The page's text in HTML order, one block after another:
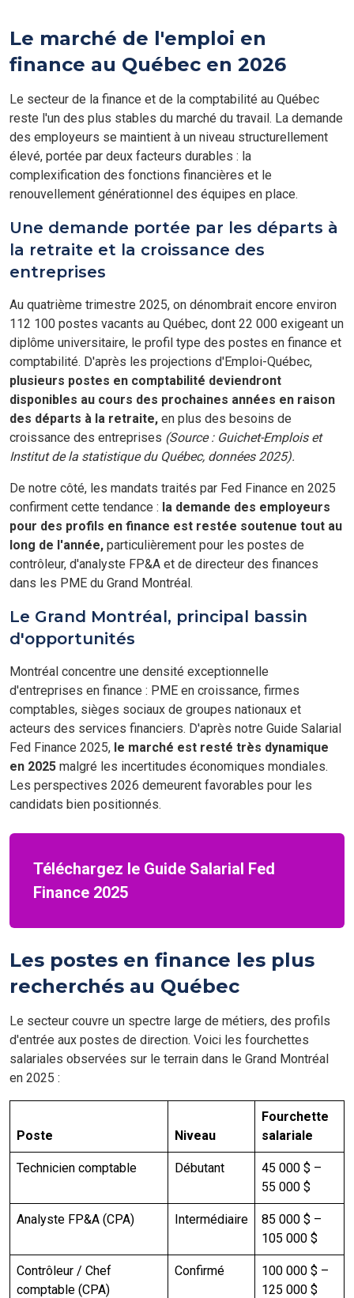
types de recrutement : temporaire et permanent sur la Rive-Sud de
Montréal. Notre équipe d’experts en finance parle votre langue et
opère dans votre monde. Nous couvrons les métiers de la
technicien comptable pour mon client, une compagnie dans le
secteur du manufacturiere. Il s'agit d'un poste permanent à
Boucherville, en présentiel.
Le marché de l'emploi en
finance au Québec en 2026
Le secteur de la finance et de la comptabilité au Québec
reste l'un des plus stables du marché du travail. La demande
des employeurs se maintient à un niveau structurellement
élevé, portée par deux facteurs durables : la
complexification des fonctions financières et le
renouvellement générationnel des équipes en place.
Une demande portée par les départs à
la retraite et la croissance des
entreprises
Au quatrième trimestre 2025, on dénombrait encore environ
112 100 postes vacants au Québec, dont 22 000 exigeant un
diplôme universitaire, le profil type des postes en finance et
comptabilité. D'après les projections d'Emploi-Québec,
plusieurs postes en comptabilité deviendront
disponibles au cours des prochaines années en raison
des départs à la retraite, en plus des besoins de
croissance des entreprises (Source : Guichet-Emplois et
Institut de la statistique du Québec, données 2025).
De notre côté, les mandats traités par Fed Finance en 2025
confirment cette tendance : la demande des employeurs
pour des profils en finance est restée soutenue tout au
long de l'année, particulièrement pour les postes de
contrôleur, d'analyste FP&A et de directeur des finances
dans les PME du Grand Montréal.
Le Grand Montréal, principal bassin
d'opportunités
Montréal concentre une densité exceptionnelle
d'entreprises en finance : PME en croissance, firmes
comptables, sièges sociaux de groupes nationaux et
acteurs des services financiers. D'après notre Guide Salarial
Fed Finance 2025, le marché est resté très dynamique
en 2025 malgré les incertitudes économiques mondiales.
Les perspectives 2026 demeurent favorables pour les
candidats bien positionnés.
Téléchargez le Guide Salarial Fed
Finance 2025
Les postes en finance les plus
recherchés au Québec
Le secteur couvre un spectre large de métiers, des profils
d'entrée aux postes de direction. Voici les fourchettes
salariales observées sur le terrain dans le Grand Montréal
en 2025 :
Poste Niveau
Fourchette
salariale
Technicien comptable Débutant
45 000 $ –
55 000 $
Analyste FP&A (CPA) Intermédiaire
85 000 $ –
105 000 $
Contrôleur / Chef
comptable (CPA)
Confirmé
100 000 $ –
125 000 $